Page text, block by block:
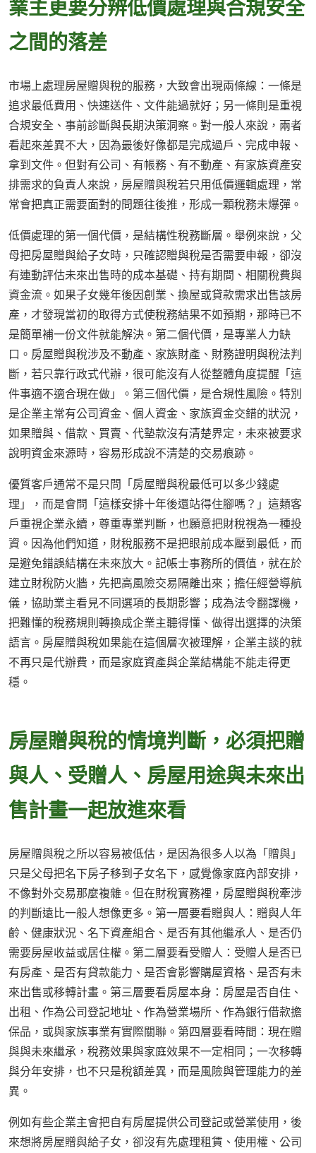
業主更要分辨低價處理與合規安全
之間的落差
市場上處理房屋贈與稅的服務，大致會出現兩條線：一條是
追求最低費用、快速送件、文件能過就好；另一條則是重視
合規安全、事前診斷與長期決策洞察。對一般人來說，兩者
看起來差異不大，因為最後好像都是完成過戶、完成申報、
拿到文件。但對有公司、有帳務、有不動產、有家族資產安
排需求的負責人來說，房屋贈與稅若只用低價邏輯處理，常
常會把真正需要面對的問題往後推，形成一顆稅務未爆彈。
低價處理的第一個代價，是結構性稅務斷層。舉例來說，父
母把房屋贈與給子女時，只確認贈與稅是否需要申報，卻沒
有連動評估未來出售時的成本基礎、持有期間、相關稅費與
資金流。如果子女幾年後因創業、換屋或貸款需求出售該房
產，才發現當初的取得方式使稅務結果不如預期，那時已不
是簡單補一份文件就能解決。第二個代價，是專業人力缺
口。房屋贈與稅涉及不動產、家族財產、財務證明與稅法判
斷，若只靠行政式代辦，很可能沒有人從整體角度提醒「這
件事適不適合現在做」。第三個代價，是合規性風險。特別
是企業主常有公司資金、個人資金、家族資金交錯的狀況，
如果贈與、借款、買賣、代墊款沒有清楚界定，未來被要求
說明資金來源時，容易形成說不清楚的交易痕跡。
優質客戶通常不是只問「房屋贈與稅最低可以多少錢處
理」，而是會問「這樣安排十年後還站得住腳嗎？」這類客
戶重視企業永續，尊重專業判斷，也願意把財稅視為一種投
資。因為他們知道，財稅服務不是把眼前成本壓到最低，而
是避免錯誤結構在未來放大。記帳士事務所的價值，就在於
建立財稅防火牆，先把高風險交易隔離出來；擔任經營導航
儀，協助業主看見不同選項的長期影響；成為法令翻譯機，
把難懂的稅務規則轉換成企業主聽得懂、做得出選擇的決策
語言。房屋贈與稅如果能在這個層次被理解，企業主談的就
不再只是代辦費，而是家庭資產與企業結構能不能走得更
穩。
房屋贈與稅的情境判斷，必須把贈
與人、受贈人、房屋用途與未來出
售計畫一起放進來看
房屋贈與稅之所以容易被低估，是因為很多人以為「贈與」
只是父母把名下房子移到子女名下，感覺像家庭內部安排，
不像對外交易那麼複雜。但在財稅實務裡，房屋贈與稅牽涉
的判斷遠比一般人想像更多。第一層要看贈與人：贈與人年
齡、健康狀況、名下資產組合、是否有其他繼承人、是否仍
需要房屋收益或居住權。第二層要看受贈人：受贈人是否已
有房產、是否有貸款能力、是否會影響購屋資格、是否有未
來出售或移轉計畫。第三層要看房屋本身：房屋是否自住、
出租、作為公司登記地址、作為營業場所、作為銀行借款擔
保品，或與家族事業有實際關聯。第四層要看時間：現在贈
與與未來繼承，稅務效果與家庭效果不一定相同；一次移轉
與分年安排，也不只是稅額差異，而是風險與管理能力的差
異。
例如有些企業主會把自有房屋提供公司登記或營業使用，後
來想將房屋贈與給子女，卻沒有先處理租賃、使用權、公司